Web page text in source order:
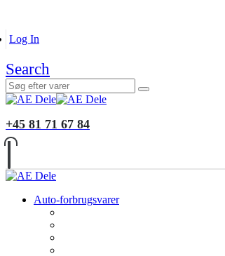
Log In
Search
+45 81 71 67 84
Auto-forbrugsvarer